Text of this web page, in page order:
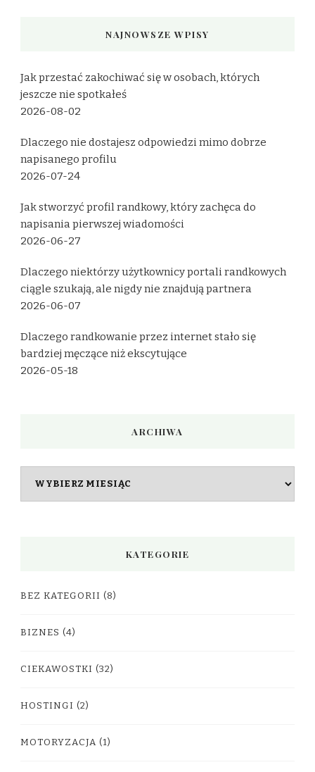
NAJNOWSZE WPISY
Jak przestać zakochiwać się w osobach, których
jeszcze nie spotkałeś
2026-08-02
Dlaczego nie dostajesz odpowiedzi mimo dobrze
napisanego profilu
2026-07-24
Jak stworzyć profil randkowy, który zachęca do
napisania pierwszej wiadomości
2026-06-27
Dlaczego niektórzy użytkownicy portali randkowych
ciągle szukają, ale nigdy nie znajdują partnera
2026-06-07
Dlaczego randkowanie przez internet stało się
bardziej męczące niż ekscytujące
2026-05-18
ARCHIWA
KATEGORIE
BEZ KATEGORII (8)
BIZNES (4)
CIEKAWOSTKI (32)
HOSTINGI (2)
MOTORYZACJA (1)